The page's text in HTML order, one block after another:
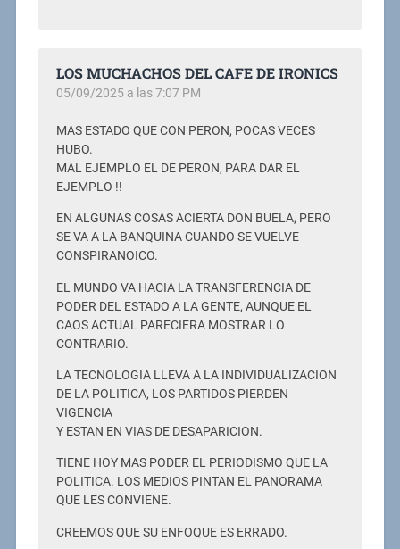
LOS MUCHACHOS DEL CAFE DE IRONICS
05/09/2025 a las 7:07 PM
MAS ESTADO QUE CON PERON, POCAS VECES
HUBO.
MAL EJEMPLO EL DE PERON, PARA DAR EL
EJEMPLO !!
EN ALGUNAS COSAS ACIERTA DON BUELA, PERO
SE VA A LA BANQUINA CUANDO SE VUELVE
CONSPIRANOICO.
EL MUNDO VA HACIA LA TRANSFERENCIA DE
PODER DEL ESTADO A LA GENTE, AUNQUE EL
CAOS ACTUAL PARECIERA MOSTRAR LO
CONTRARIO.
LA TECNOLOGIA LLEVA A LA INDIVIDUALIZACION
DE LA POLITICA, LOS PARTIDOS PIERDEN
VIGENCIA
Y ESTAN EN VIAS DE DESAPARICION.
TIENE HOY MAS PODER EL PERIODISMO QUE LA
POLITICA. LOS MEDIOS PINTAN EL PANORAMA
QUE LES CONVIENE.
CREEMOS QUE SU ENFOQUE ES ERRADO.